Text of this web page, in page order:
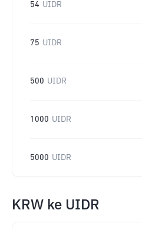
54 UIDR
75 UIDR
500 UIDR
1000 UIDR
5000 UIDR
KRW ke UIDR